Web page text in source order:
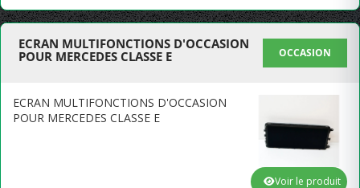
ECRAN MULTIFONCTIONS D'OCCASION
POUR MERCEDES CLASSE E
OCCASION
ECRAN MULTIFONCTIONS D'OCCASION
POUR MERCEDES CLASSE E
Voir le produit